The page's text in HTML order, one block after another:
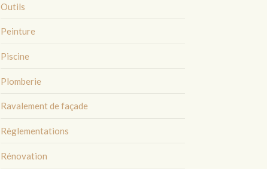
Outils
Peinture
Piscine
Plomberie
Ravalement de façade
Règlementations
Rénovation